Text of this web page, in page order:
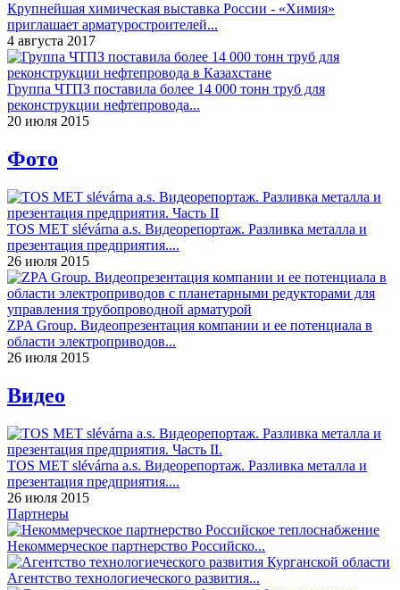
Крупнейшая химическая выставка России - «Химия»
приглашает арматуростроителей...
4 августа 2017
Группа ЧТПЗ поставила более 14 000 тонн труб для
реконструкции нефтепровода...
20 июля 2015
Фото
TOS MET slévárna a.s. Видеорепортаж. Разливка металла и
презентация предприятия....
26 июля 2015
ZPA Group. Видеопрезентация компании и ее потенциала в
области электроприводов...
26 июля 2015
Видео
TOS MET slévárna a.s. Видеорепортаж. Разливка металла и
презентация предприятия....
26 июля 2015
Партнеры
Некоммерческое партнерство Российско...
Агентство технологиеческого развития...